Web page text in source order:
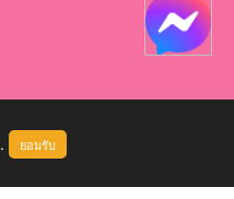
. ยอมรับ